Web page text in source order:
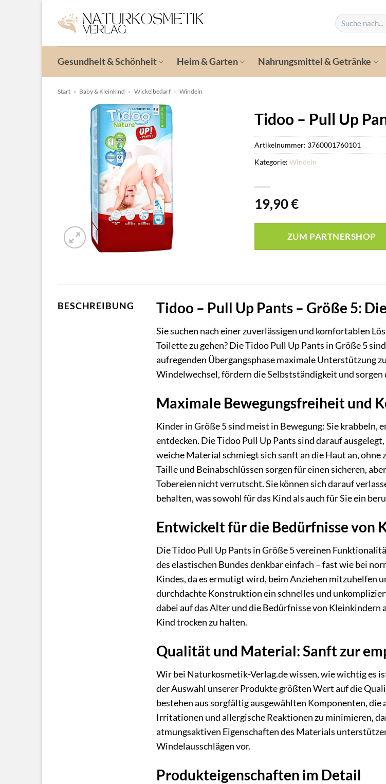
Inhalt
springen
Suchen
nach:
Gesundheit & Schönheit Heim & Garten Nahrungsmittel & Getränke
Start » Baby & Kleinkind » Wickelbedarf » Windeln
Tidoo – Pull Up
19,90€
ZUM PARTNERSHOP
Artikelnummer: 3760001760101
Kategorie:Windeln
BESCHREIBUNG Tidoo – Pull Up Pants – Größe 5:
Sie suchen nach einer zuverlässigen und komfortablen
Toilette zu gehen? Die Tidoo Pull Up Pants in Größe 5
aufregenden Übergangsphase maximale Unterstützung
Windelwechsel, fördern die Selbstständigkeit und sorgen
Maximale Bewegungsfreiheit und
Kinder in Größe 5 sind meist in Bewegung: Sie krabbeln,
entdecken. Die Tidoo Pull Up Pants sind darauf
weiche Material schmiegt sich sanft an die Haut an, ohne
Taille und Beinabschlüssen sorgen für einen sicheren,
Tobereien nicht verrutscht. Sie können sich darauf
behalten, was sowohl für das Kind als auch für Sie ein
Entwickelt für die Bedürfnisse von
Die Tidoo Pull Up Pants in Größe 5 vereinen
des elastischen Bundes denkbar einfach – fast wie bei
Kindes, da es ermutigt wird, beim Anziehen mitzuhelfen
durchdachte Konstruktion ein schnelles und
dabei auf das Alter und die Bedürfnisse von
Kind trocken zu halten.
Qualität und Material: Sanft zur
Wir bei Naturkosmetik-Verlag.de wissen, wie wichtig es
der Auswahl unserer Produkte größten Wert auf die
bestehen aus sorgfältig ausgewählten Komponenten,
Irritationen und allergische Reaktionen zu minimieren,
atmungsaktiven Eigenschaften des Materials
Windelausschlägen vor.
Produkteigenschaften im Detail